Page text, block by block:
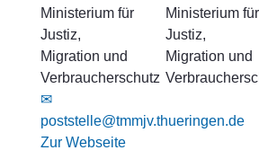
Ministerium für
Justiz,
Migration und
Verbraucherschutz
✉
poststelle@tmmjv.thueringen.de
Zur Webseite
Ministerium für
Justiz,
Migration und